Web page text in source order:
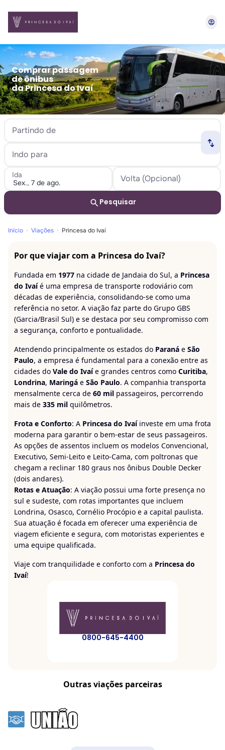
account_circle
Comprar passagem
de ônibus
da Princesa do Ivaí
Partindo de
Indo para
swap_horiz
Ida Volta (Opcional)
search Pesquisar
Início Viações Princesa do Ivaí
Por que viajar com a Princesa do Ivaí?
Fundada em 1977 na cidade de Jandaia do Sul, a Princesa
do Ivaíé uma empresa de transporte rodoviário com
décadas de experiência, consolidando-se como uma
referência no setor. A viação faz parte do Grupo GBS
(Garcia/Brasil Sul) e se destaca por seu compromisso com
a segurança, conforto e pontualidade.
Atendendo principalmente os estados do Paraná e São
Paulo, a empresa é fundamental para a conexão entre as
cidades do Vale do Ivaíe grandes centros como Curitiba,
Londrina, Maringá e São Paulo. A companhia transporta
mensalmente cerca de 60 mil passageiros, percorrendo
mais de 335 mil quilômetros.
Frota e Conforto: A Princesa do Ivaíinveste em uma frota
moderna para garantir o bem-estar de seus passageiros.
As opções de assentos incluem os modelos Convencional,
Executivo, Semi-Leito e Leito-Cama, com poltronas que
chegam a reclinar 180 graus nos ônibus Double Decker
(dois andares).
Rotas e Atuação: A viação possui uma forte presença no
sul e sudeste, com rotas importantes que incluem
Londrina, Osasco, Cornélio Procópio e a capital paulista.
Sua atuação é focada em oferecer uma experiência de
viagem eficiente e segura, com motoristas experientes e
uma equipe qualificada.
Viaje com tranquilidade e conforto com a Princesa do
Ivaí!
0800-645-4400
Outras viações parceiras